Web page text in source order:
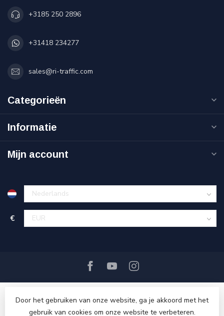
+3185 250 2896
+31418 234277
sales@ri-traffic.com
Categorieën
Informatie
Mijn account
€
Door het gebruiken van onze website, ga je akkoord met het
gebruik van cookies om onze website te verbeteren.